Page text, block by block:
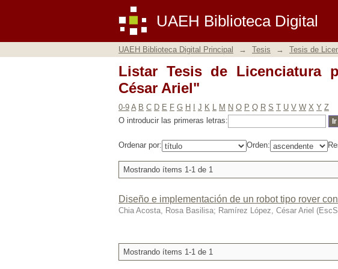
UAEH Biblioteca Digital
Listar Tesis de Licenciatura
UAEH Biblioteca Digital Principal → Tesis → Tesis de
Listar Tesis de Licenciatura
César Ariel"
0-9 A B C D E F G H J K L M N O P Q R S T U V W X Y Z
O introducir las primeras letras:
Ordenar por: Orden:
Mostrando ítems 1-1 de 1
Diseño e implementación de un robot tipo rover
Chia Acosta, Rosa Basilisa; Ramírez López, César Ariel (
Mostrando ítems 1-1 de 1